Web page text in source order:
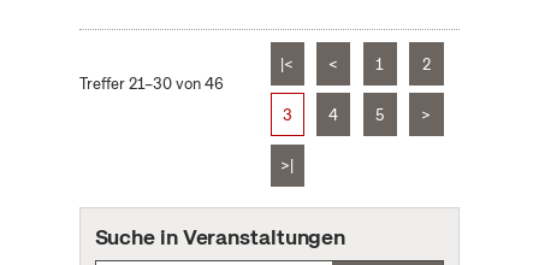
Treffer 21–30 von 46
|< < 1 2
3 4 5 >
>|
Suche in Veranstaltungen